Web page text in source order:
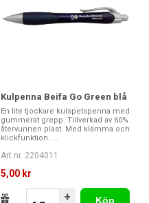
Kulpenna Beifa Go Green blå
En lite tjockare kulspetspenna med
gummerat grepp. Tillverkad av 60%
återvunnen plast. Med klämma och
klickfunktion. ...
Art nr. 2204011
5,00 kr
+
Köp